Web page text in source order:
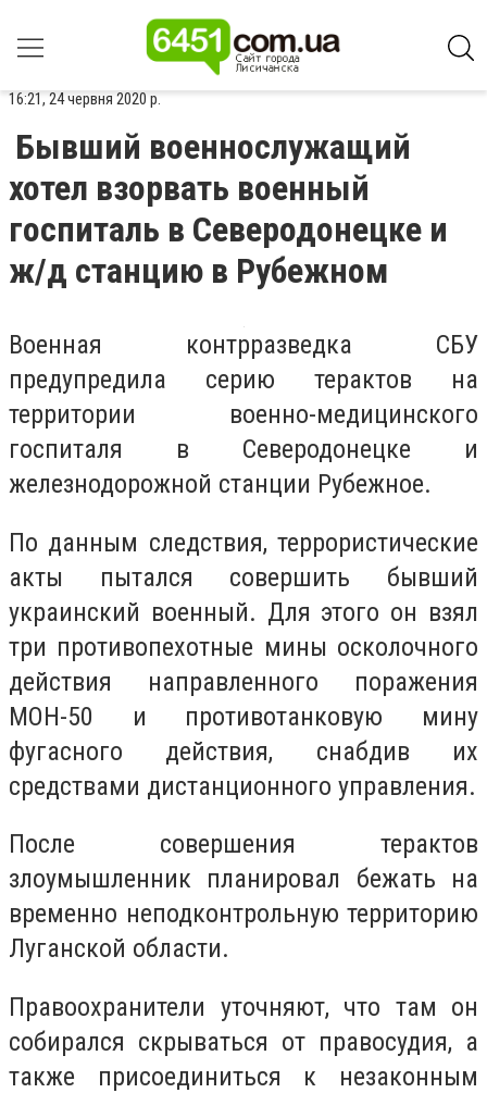
16:21, 24 червня 2020 р.
Бывший военнослужащий
хотел взорвать военный
госпиталь в Северодонецке и
ж/д станцию в Рубежном
Военная контрразведка СБУ
предупредила серию терактов на
территории военно-медицинского
госпиталя в Северодонецке и
железнодорожной станции Рубежное.
По данным следствия, террористические
акты пытался совершить бывший
украинский военный. Для этого он взял
три противопехотные мины осколочного
действия направленного поражения
МОН-50 и противотанковую мину
фугасного действия, снабдив их
средствами дистанционного управления.
После совершения терактов
злоумышленник планировал бежать на
временно неподконтрольную территорию
Луганской области.
Правоохранители уточняют, что там он
собирался скрываться от правосудия, а
также присоединиться к незаконным